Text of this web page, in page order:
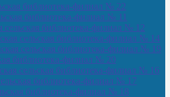
библиотека-филиал № 22
библиотека-филиал № 11
сельская библиотека-филиал № 12
сельская библиотека-филиал № 14
сельская библиотека-филиал № 19
библиотека-филиал № 20
сельская библиотека-филиал № 16
библиотека-филиал № 17
библиотека-филиал № 18